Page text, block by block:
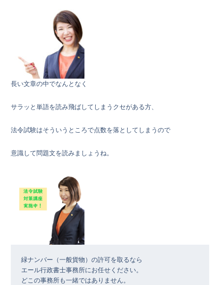
長い文章の中でなんとなく
サラッと単語を読み飛ばしてしまうクセがある方、
法令試験はそういうところで点数を落としてしまうので
意識して問題文を読みましょうね。
緑ナンバー（一般貨物）の許可を取るなら
エール行政書士事務所にお任せください。
どこの事務所も一緒ではありません。